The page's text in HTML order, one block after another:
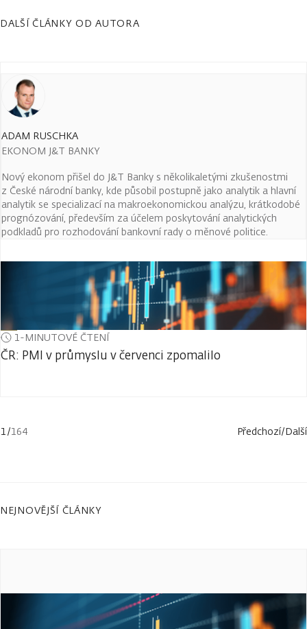
DALŠÍ ČLÁNKY OD AUTORA
ADAM RUSCHKA
EKONOM J&T BANKY
Nový ekonom přišel do J&T Banky s několikaletými zkušenostmi
z České národní banky, kde působil postupně jako analytik a hlavní
analytik se specializací na makroekonomickou analýzu, krátkodobé
prognózování, především za účelem poskytování analytických
podkladů pro rozhodování bankovní rady o měnové politice.
1-MINUTOVÉ ČTENÍ
ČR: PMI v průmyslu v červenci zpomalilo
1/164 Předchozí/Další
NEJNOVĚJŠÍ ČLÁNKY